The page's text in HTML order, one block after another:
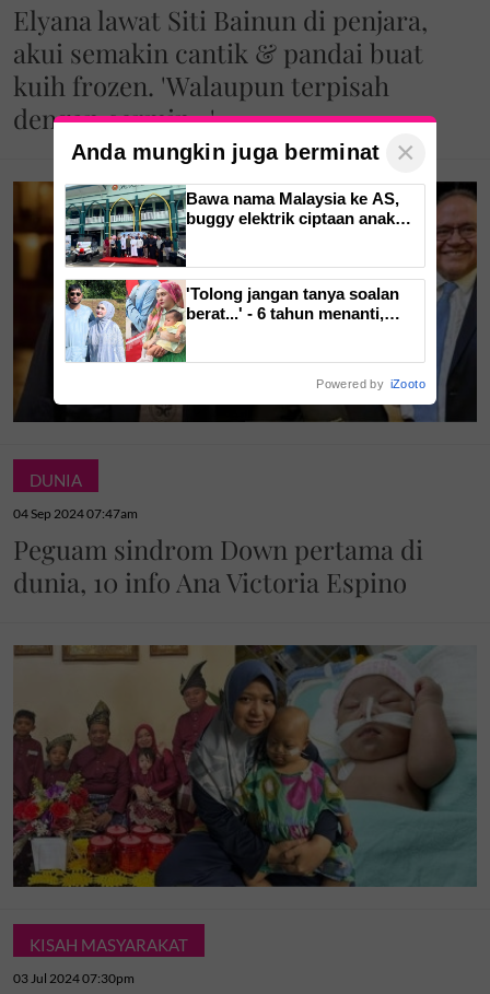
Elyana lawat Siti Bainun di penjara,
akui semakin cantik & pandai buat
kuih frozen. 'Walaupun terpisah
dengan cermin...'
DUNIA
04 Sep 2024 07:47am
Peguam sindrom Down pertama di
dunia, 10 info Ana Victoria Espino
KISAH MASYARAKAT
03 Jul 2024 07:30pm
Anda mungkin juga berminat ×
Bawa nama Malaysia ke AS,
buggy elektrik ciptaan anak
'Tolong jangan tanya soalan
berat...' - 6 tahun menanti,
Powered by iZooto